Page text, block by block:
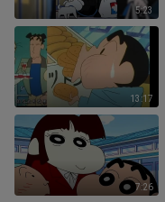
5:23
13:17
7:26